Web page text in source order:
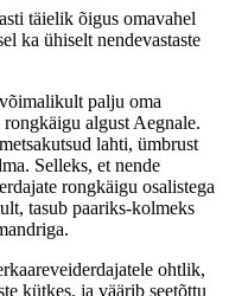
täielik õigus omavahel
ka ühiselt nendevastaste
palju oma
algust Aegnale.
lahti, ümbrust
Selleks, et nende
rongkäigu osalistega
tasub paariks-kolmeks
ohtlik,
kütkes, ja väärib seetõttu